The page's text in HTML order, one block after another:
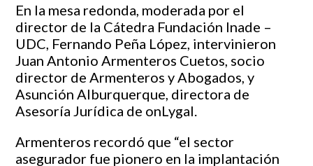
En la mesa redonda, moderada por el
director de la Cátedra Fundación Inade –
UDC, Fernando Peña López, intervinieron
Juan Antonio Armenteros Cuetos, socio
director de Armenteros y Abogados, y
Asunción Alburquerque, directora de
Asesoría Jurídica de onLygal.
Armenteros recordó que “el sector
asegurador fue pionero en la implantación